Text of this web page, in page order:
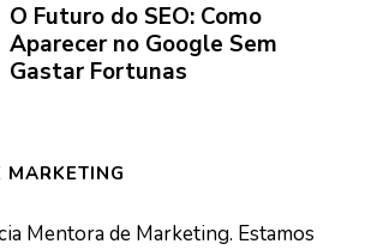
O Futuro do SEO: Como
Aparecer no Google Sem
Gastar Fortunas
MARKETING
Mentora de Marketing. Estamos